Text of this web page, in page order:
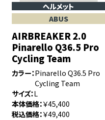
ヘルメット
ABUS
AIRBREAKER 2.0
Pinarello Q36.5 Pro
Cycling Team
カラー Pinarello Q36.5 Pro
Cycling Team
サイズ L
本体価格 ￥45,400
税込価格 ￥49,400